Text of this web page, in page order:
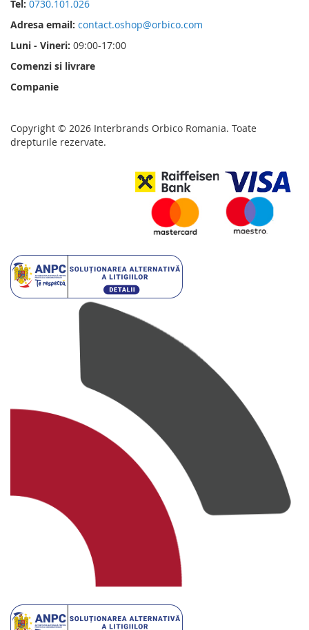
Tel: 0730.101.026
Adresa email: contact.oshop@orbico.com
Luni - Vineri: 09:00-17:00
Comenzi si livrare
Companie
Copyright © 2026 Interbrands Orbico Romania. Toate
drepturile rezervate.